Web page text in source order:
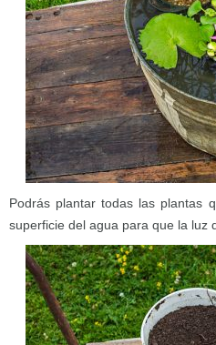
Podrás plantar todas las plantas
superficie del agua para que la luz